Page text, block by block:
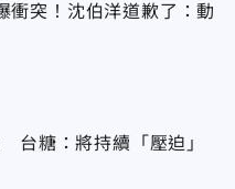
衝突！沈伯洋道歉了：動
台糖：將持續「壓迫」